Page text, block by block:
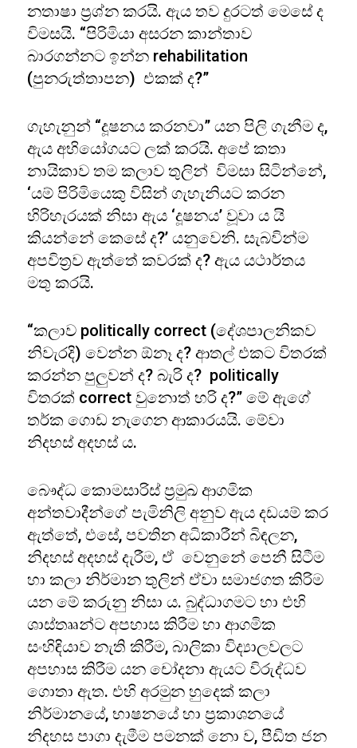
නතාෂා ප්‍රශ්න කරයි. ඇය තව දුරටත් මෙසේ ද
විමසයි. “පිරිමියා අසරන කාන්තාව
බාරගන්නට ඉන්න rehabilitation
(පුනරුත්තාපන) එකක් ද?”
ගැහැනුන් “දූෂනය කරනවා” යන පිලි ගැනීම ද,
ඇය අභියෝගයට ලක් කරයි. අපේ කතා
නායිකාව තම කලාව තුලින් විමසා සිටින්නේ,
‘යම් පිරිමියෙකු විසින් ගැහැනියට කරන
හිරිහැරයක් නිසා ඇය ‘දූෂනය’ වූවා ය යි
කියන්නේ කෙසේ ද?’ යනුවෙනි. සැබවින්ම
අපවිත්‍රව ඇත්තේ කවරක් ද? ඇය යථාර්තය
මතු කරයි.
“කලාව politically correct (දේශපාලනිකව
නිවැරදි) වෙන්න ඕනෑ ද? ආතල් එකට විතරක්
කරන්න පුලුවන් ද? බැරි ද? politically
විතරක් correct වුනොත් හරි ද?” මේ ඇගේ
තර්ක ගොඩ නැගෙන ආකාරයයි. මේවා
නිදහස් අදහස් ය.
බෞද්ධ කොමසාරිස් ප්‍රමුඛ ආගමික
අන්තවාදීන්ගේ පැමිනිලි අනුව ඇය දඩයම් කර
ඇත්තේ, එසේ, පවතින අධිකාරීන් බිඳලන,
නිදහස් අදහස් දැරීම, ඒ වෙනුනේ පෙනී සිටීම
හා කලා නිර්මාන තුලින් ඒවා සමාජගත කිරිම
යන මේ කරුනු නිසා ය. බුද්ධාගමට හා එහි
ශාස්තෲන්ට අපහාස කිරීම හා ආගමික
සංහිඳියාව නැති කිරීම, බාලිකා විද්‍යාලවලට
අපහාස කිරීම යන චෝදනා ඇයට විරුද්ධව
ගොතා ඇත. එහි අරමුන හුදෙක් කලා
නිර්මානයේ, භාෂනයේ හා ප්‍රකාශනයේ
නිදහස පාගා දැමීම පමනක් නො ව, පීඩිත ජන